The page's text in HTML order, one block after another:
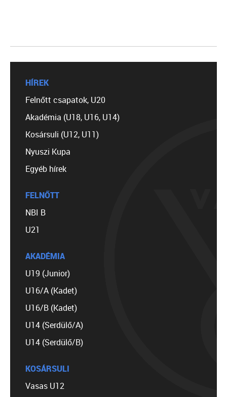
HÍREK
Felnőtt csapatok, U20
Akadémia (U18, U16, U14)
Kosársuli (U12, U11)
Nyuszi Kupa
Egyéb hírek
FELNŐTT
NBI B
U21
AKADÉMIA
U19 (Junior)
U16/A (Kadet)
U16/B (Kadet)
U14 (Serdülő/A)
U14 (Serdülő/B)
KOSÁRSULI
Vasas U12